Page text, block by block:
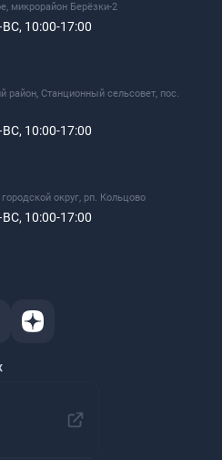
микрорайон Берёзки-2
10:00-17:00
район, Станционный сельсовет, пос.
10:00-17:00
округ, рп. Кольцово
10:00-17:00